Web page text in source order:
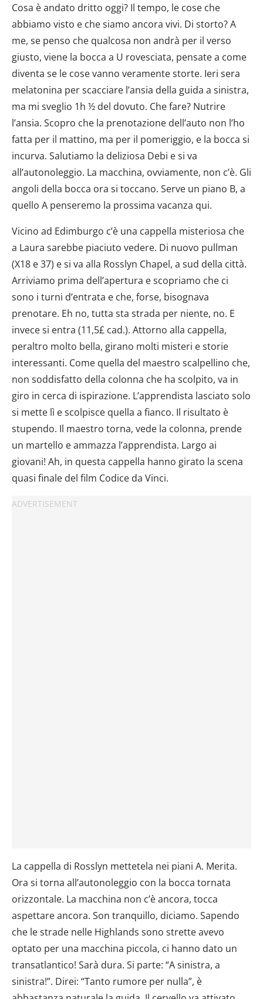
Cosa è andato dritto oggi? Il tempo, le cose che
abbiamo visto e che siamo ancora vivi. Di storto? A
me, se penso che qualcosa non andrà per il verso
giusto, viene la bocca a U rovesciata, pensate a come
diventa se le cose vanno veramente storte. Ieri sera
melatonina per scacciare l’ansia della guida a sinistra,
ma mi sveglio 1h ½ del dovuto. Che fare? Nutrire
l’ansia. Scopro che la prenotazione dell’auto non l’ho
fatta per il mattino, ma per il pomeriggio, e la bocca si
incurva. Salutiamo la deliziosa Debi e si va
all’autonoleggio. La macchina, ovviamente, non c’è. Gli
angoli della bocca ora si toccano. Serve un piano B, a
quello A penseremo la prossima vacanza qui.
Vicino ad Edimburgo c’è una cappella misteriosa che
a Laura sarebbe piaciuto vedere. Di nuovo pullman
(X18 e 37) e si va alla Rosslyn Chapel, a sud della città.
Arriviamo prima dell’apertura e scopriamo che ci
sono i turni d’entrata e che, forse, bisognava
prenotare. Eh no, tutta sta strada per niente, no. E
invece si entra (11,5£ cad.). Attorno alla cappella,
peraltro molto bella, girano molti misteri e storie
interessanti. Come quella del maestro scalpellino che,
non soddisfatto della colonna che ha scolpito, va in
giro in cerca di ispirazione. L’apprendista lasciato solo
si mette lì e scolpisce quella a fianco. Il risultato è
stupendo. Il maestro torna, vede la colonna, prende
un martello e ammazza l’apprendista. Largo ai
giovani! Ah, in questa cappella hanno girato la scena
quasi finale del film Codice da Vinci.
La cappella di Rosslyn mettetela nei piani A. Merita.
Ora si torna all’autonoleggio con la bocca tornata
orizzontale. La macchina non c’è ancora, tocca
aspettare ancora. Son tranquillo, diciamo. Sapendo
che le strade nelle Highlands sono strette avevo
optato per una macchina piccola, ci hanno dato un
transatlantico! Sarà dura. Si parte: “A sinistra, a
sinistra!”. Direi: “Tanto rumore per nulla”, è